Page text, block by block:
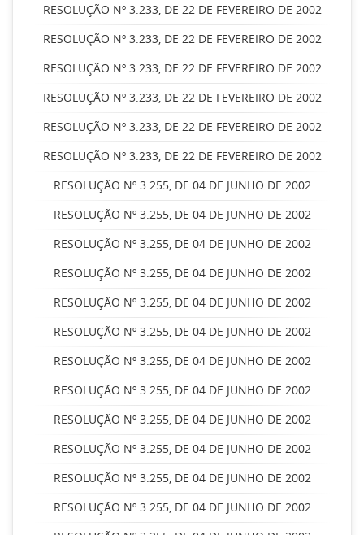
RESOLUÇÃO Nº 3.233, DE 22 DE FEVEREIRO DE 2002
RESOLUÇÃO Nº 3.233, DE 22 DE FEVEREIRO DE 2002
RESOLUÇÃO Nº 3.233, DE 22 DE FEVEREIRO DE 2002
RESOLUÇÃO Nº 3.233, DE 22 DE FEVEREIRO DE 2002
RESOLUÇÃO Nº 3.233, DE 22 DE FEVEREIRO DE 2002
RESOLUÇÃO Nº 3.233, DE 22 DE FEVEREIRO DE 2002
RESOLUÇÃO Nº 3.255, DE 04 DE JUNHO DE 2002
RESOLUÇÃO Nº 3.255, DE 04 DE JUNHO DE 2002
RESOLUÇÃO Nº 3.255, DE 04 DE JUNHO DE 2002
RESOLUÇÃO Nº 3.255, DE 04 DE JUNHO DE 2002
RESOLUÇÃO Nº 3.255, DE 04 DE JUNHO DE 2002
RESOLUÇÃO Nº 3.255, DE 04 DE JUNHO DE 2002
RESOLUÇÃO Nº 3.255, DE 04 DE JUNHO DE 2002
RESOLUÇÃO Nº 3.255, DE 04 DE JUNHO DE 2002
RESOLUÇÃO Nº 3.255, DE 04 DE JUNHO DE 2002
RESOLUÇÃO Nº 3.255, DE 04 DE JUNHO DE 2002
RESOLUÇÃO Nº 3.255, DE 04 DE JUNHO DE 2002
RESOLUÇÃO Nº 3.255, DE 04 DE JUNHO DE 2002